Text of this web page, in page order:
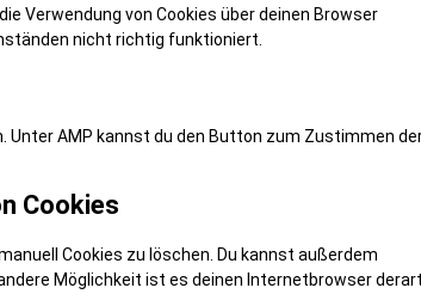
Verwendung von Cookies über deinen Browser
nicht richtig funktioniert.
Unter AMP kannst du den Button zum Zustimmen
Cookies
Cookies zu löschen. Du kannst außerdem
Möglichkeit ist es deinen Internetbrowser derart